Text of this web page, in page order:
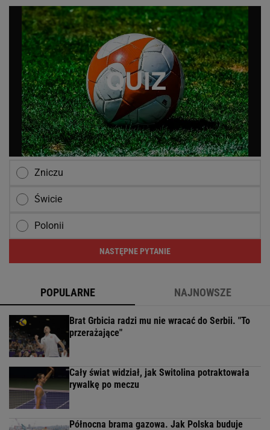
Zniczu
Świcie
Polonii
NASTĘPNE PYTANIE
POPULARNE NAJNOWSZE
Brat Grbicia radzi mu nie wracać do Serbii. "To
przerażające"
Cały świat widział, jak Switolina potraktowała
rywalkę po meczu
Północna brama gazowa. Jak Polska buduje